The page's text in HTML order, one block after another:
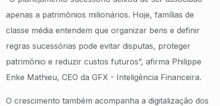
apenas a patrimônios milionários. Hoje, famílias de
classe média entendem que organizar bens e definir
regras sucessórias pode evitar disputas, proteger
patrimônio e reduzir custos futuros”, afirma Philippe
Enke Mathieu, CEO da GFX - Inteligência Financeira.
O crescimento também acompanha a digitalização dos